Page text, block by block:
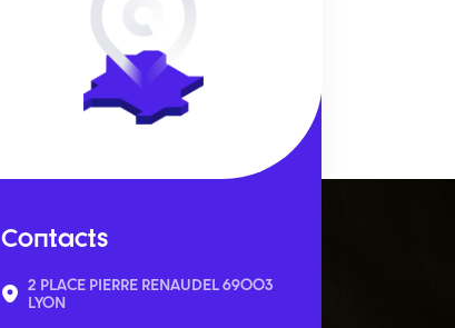
Contacts
2 PLACE PIERRE RENAUDEL 69003
LYON